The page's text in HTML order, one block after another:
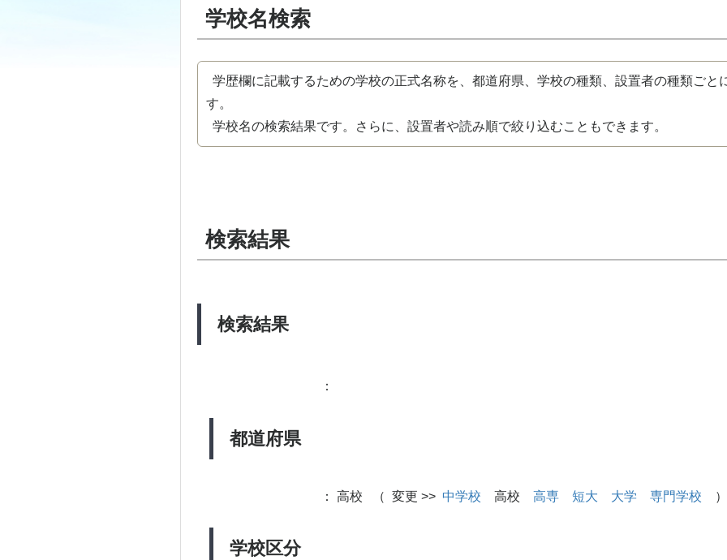
学校名検索
学歴欄に記載するための学校の正式名称を、都道府県、学校の種類、設置者の種類ごと
す。
学校名の検索結果です。さらに、設置者や読み順で絞り込むこともできます。
検索結果
検索結果
都道府県
：
学校区分
： 高校 （ 変更 >> 中学校 高校 高専 短大 大学 専門学校 ）